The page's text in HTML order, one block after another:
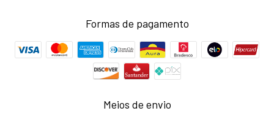
Formas de pagamento
Meios de envio